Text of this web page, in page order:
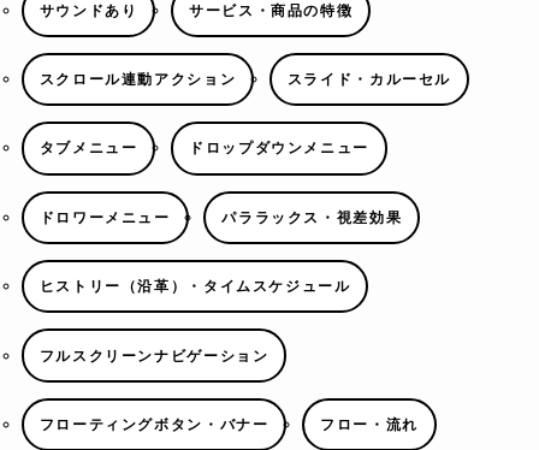
サウンドあり サービス・商品の特徴
スクロール連動アクション スライド・カルーセル
タブメニュー ドロップダウンメニュー
ドロワーメニュー パララックス・視差効果
ヒストリー（沿革）・タイムスケジュール
フルスクリーンナビゲーション
フローティングボタン・バナー フロー・流れ